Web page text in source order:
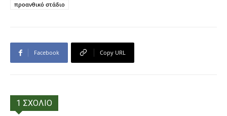
προανθικό στάδιο
Facebook Copy URL
1 ΣΧΟΛΙΟ